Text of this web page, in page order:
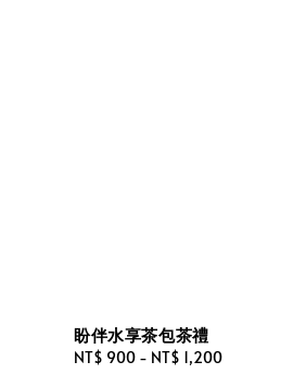
盼伴水享茶包茶禮
Regular
NT$ 900 - NT$ 1,200